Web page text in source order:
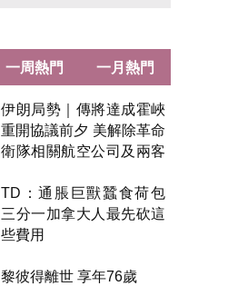
伊朗局勢｜傳將達成霍峽
重開協議前夕 美解除革命
衛隊相關航空公司及兩客
TD：通脹巨獸蠶食荷包
三分一加拿大人最先砍這
些費用
黎彼得離世 享年76歲
一周熱門 一月熱門